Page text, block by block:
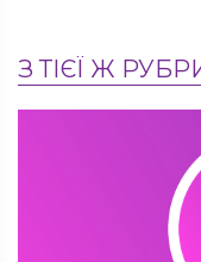
З ТІЄЇ Ж